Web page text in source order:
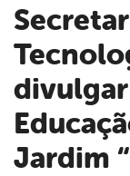
Secretaria de Educação e
Jardim